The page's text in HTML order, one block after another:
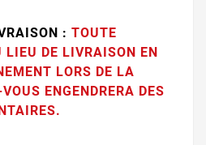
: TOUTE
LIEU DE LIVRAISON EN
LORS DE LA
ENGENDRERA DES